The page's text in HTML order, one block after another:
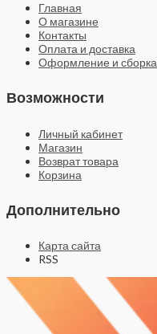
Главная
О магазине
Контакты
Оплата и доставка
Оформление и сборка
Возможности
Личный кабинет
Магазин
Возврат товара
Корзина
Дополнительно
Карта сайта
RSS